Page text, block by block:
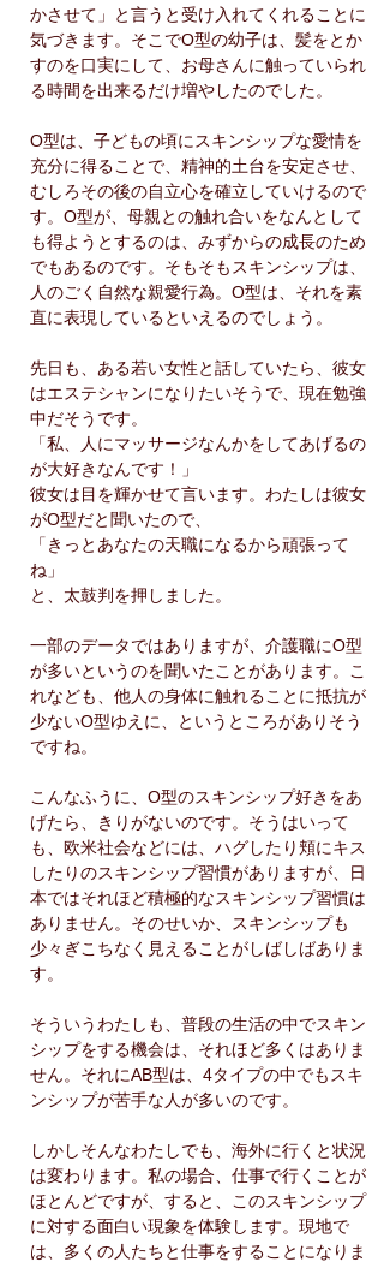
かさせて」と言うと受け入れてくれることに
気づきます。そこでO型の幼子は、髪をとか
すのを口実にして、お母さんに触っていられ
る時間を出来るだけ増やしたのでした。
O型は、子どもの頃にスキンシップな愛情を
充分に得ることで、精神的土台を安定させ、
むしろその後の自立心を確立していけるので
す。O型が、母親との触れ合いをなんとして
も得ようとするのは、みずからの成長のため
でもあるのです。そもそもスキンシップは、
人のごく自然な親愛行為。O型は、それを素
直に表現しているといえるのでしょう。
先日も、ある若い女性と話していたら、彼女
はエステシャンになりたいそうで、現在勉強
中だそうです。
「私、人にマッサージなんかをしてあげるの
が大好きなんです！」
彼女は目を輝かせて言います。わたしは彼女
がO型だと聞いたので、
「きっとあなたの天職になるから頑張って
ね」
と、太鼓判を押しました。
一部のデータではありますが、介護職にO型
が多いというのを聞いたことがあります。こ
れなども、他人の身体に触れることに抵抗が
少ないO型ゆえに、というところがありそう
ですね。
こんなふうに、O型のスキンシップ好きをあ
げたら、きりがないのです。そうはいって
も、欧米社会などには、ハグしたり頬にキス
したりのスキンシップ習慣がありますが、日
本ではそれほど積極的なスキンシップ習慣は
ありません。そのせいか、スキンシップも
少々ぎこちなく見えることがしばしばありま
す。
そういうわたしも、普段の生活の中でスキン
シップをする機会は、それほど多くはありま
せん。それにAB型は、4タイプの中でもスキ
ンシップが苦手な人が多いのです。
しかしそんなわたしでも、海外に行くと状況
は変わります。私の場合、仕事で行くことが
ほとんどですが、すると、このスキンシップ
に対する面白い現象を体験します。現地で
は、多くの人たちと仕事をすることになりま